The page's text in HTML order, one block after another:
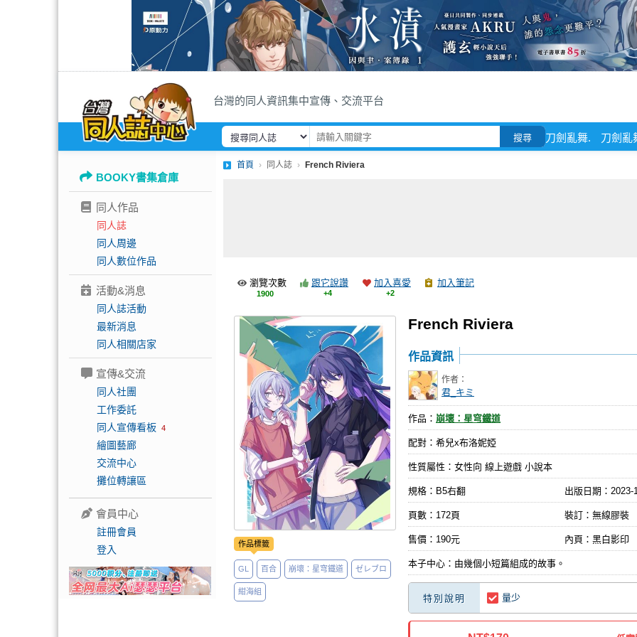
台灣的同人資訊集中宣傳、交流平台
搜尋 刀劍亂舞. 刀劍亂
BOOKY書集倉庫
同人作品
同人誌
同人周邊
同人數位作品
活動&消息
同人誌活動
最新消息
同人相關店家
宣傳&交流
同人社團
工作委託
同人宣傳看板 4
繪圖藝廊
交流中心
攤位轉讓區
會員中心
註冊會員
登入
首頁 同人誌 French Riviera
瀏覽次數
1900
跟它說讚
+4
加入喜愛
+2
加入筆記
French Riviera
作品標籤
GL 百合 崩壞：星穹鐵道 ゼレブロ
紺海組
作品資訊
作者：
君_キミ
作品： 崩壞：星穹鐵道
配對：希兒x布洛妮婭
性質屬性：女性向 線上遊戲 小說本
規格：B5右翻 出版日期： 2023-
頁數：172頁 裝訂：無線膠裝
售價：190元 內頁：黑白影印
本子中心：由幾個小短篇組成的故事。
特別說明 量少